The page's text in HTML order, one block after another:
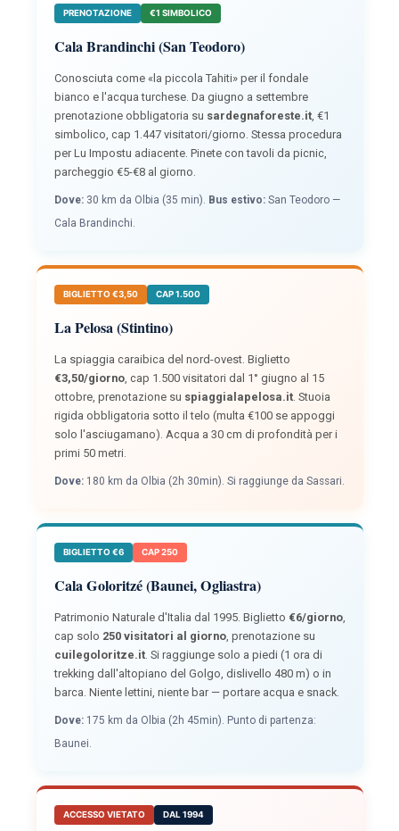
PRENOTAZIONE €1 SIMBOLICO
Cala Brandinchi (San Teodoro)
Conosciuta come «la piccola Tahiti» per il fondale
bianco e l'acqua turchese. Da giugno a settembre
prenotazione obbligatoria su sardegnaforeste.it, €1
simbolico, cap 1.447 visitatori/giorno. Stessa procedura
per Lu Impostu adiacente. Pinete con tavoli da picnic,
parcheggio €5-€8 al giorno.
Dove:30 km da Olbia (35 min). Bus estivo:San Teodoro —
Cala Brandinchi.
BIGLIETTO €3,50 CAP 1.500
La Pelosa (Stintino)
La spiaggia caraibica del nord-ovest. Biglietto
€3,50/giorno, cap 1.500 visitatori dal 1° giugno al 15
ottobre, prenotazione su spiaggialapelosa.it. Stuoia
rigida obbligatoria sotto il telo (multa €100 se appoggi
solo l'asciugamano). Acqua a 30 cm di profondità per i
primi 50 metri.
Dove:180 km da Olbia (2h 30min). Si raggiunge da Sassari.
BIGLIETTO €6 CAP 250
Cala Goloritzé (Baunei, Ogliastra)
Patrimonio Naturale d'Italia dal 1995. Biglietto €6/giorno,
cap solo 250 visitatori al giorno, prenotazione su
cuilegoloritze.it. Si raggiunge solo a piedi (1 ora di
trekking dall'altopiano del Golgo, dislivello 480 m) o in
barca. Niente lettini, niente bar — portare acqua e snack.
Dove:175 km da Olbia (2h 45min). Punto di partenza:
Baunei.
ACCESSO VIETATO DAL 1994